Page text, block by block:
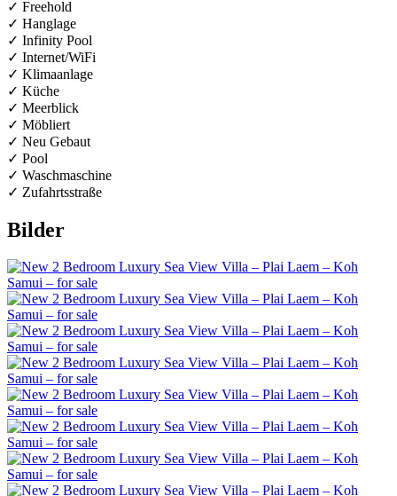
✓ Freehold
✓ Hanglage
✓ Infinity Pool
✓ Internet/WiFi
✓ Klimaanlage
✓ Küche
✓ Meerblick
✓ Möbliert
✓ Neu Gebaut
✓ Pool
✓ Waschmaschine
✓ Zufahrtsstraße
Bilder